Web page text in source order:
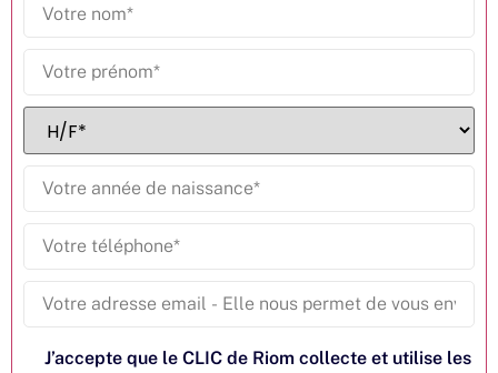
J’accepte que le CLIC de Riom collecte et utilise les